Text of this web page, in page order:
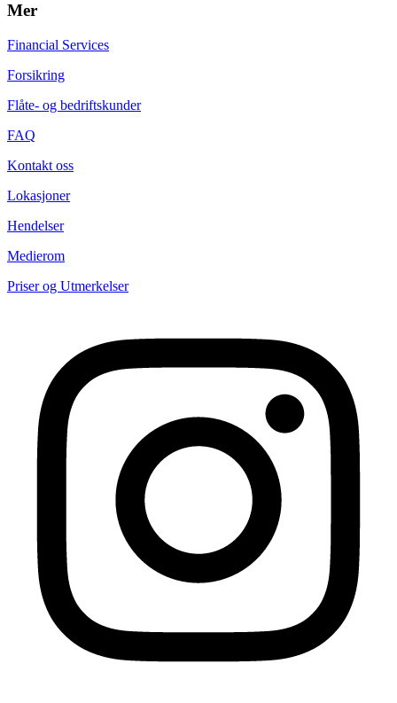
Mer
Financial Services
Forsikring
Flåte- og bedriftskunder
FAQ
Kontakt oss
Lokasjoner
Hendelser
Medierom
Priser og Utmerkelser